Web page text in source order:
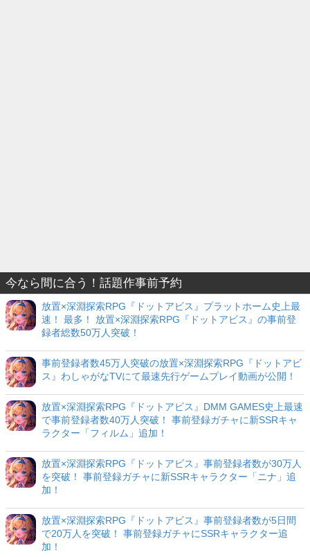
今なら間に合う！話題作事前予約
放置×深淵探索RPG『ドットアビス』プラットホーム史上最
速！ 最多！ 放置×深淵探索RPG『ドットアビス』の事前登
録者総数50万人突破！
事前登録者数45万人突破の放置×深淵探索RPG『ドットアビ
ス』わしゃがなTVにて最速先行ゲームプレイ動画が公開！
放置×深淵探索RPG『ドットアビス』DMM GAMES史上最速
で事前登録者数40万人突破！ 事前登録ガチャに新SSRキャ
ラクター「フィルム」追加！
放置×深淵探索RPG『ドットアビス』事前登録者数が30万人
を突破！ 事前登録ガチャに新SSRキャラクター「ニナ」追
加！
放置×深淵探索RPG『ドットアビス』事前登録者数が5日間
で20万人を突破！ 事前登録ガチャにSSRキャラクター追
加！